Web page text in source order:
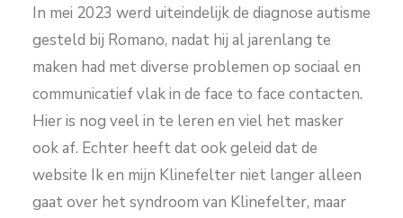
In mei 2023 werd uiteindelijk de diagnose autisme
gesteld bij Romano, nadat hij al jarenlang te
maken had met diverse problemen op sociaal en
communicatief vlak in de face to face contacten.
Hier is nog veel in te leren en viel het masker
ook af. Echter heeft dat ook geleid dat de
website Ik en mijn Klinefelter niet langer alleen
gaat over het syndroom van Klinefelter, maar